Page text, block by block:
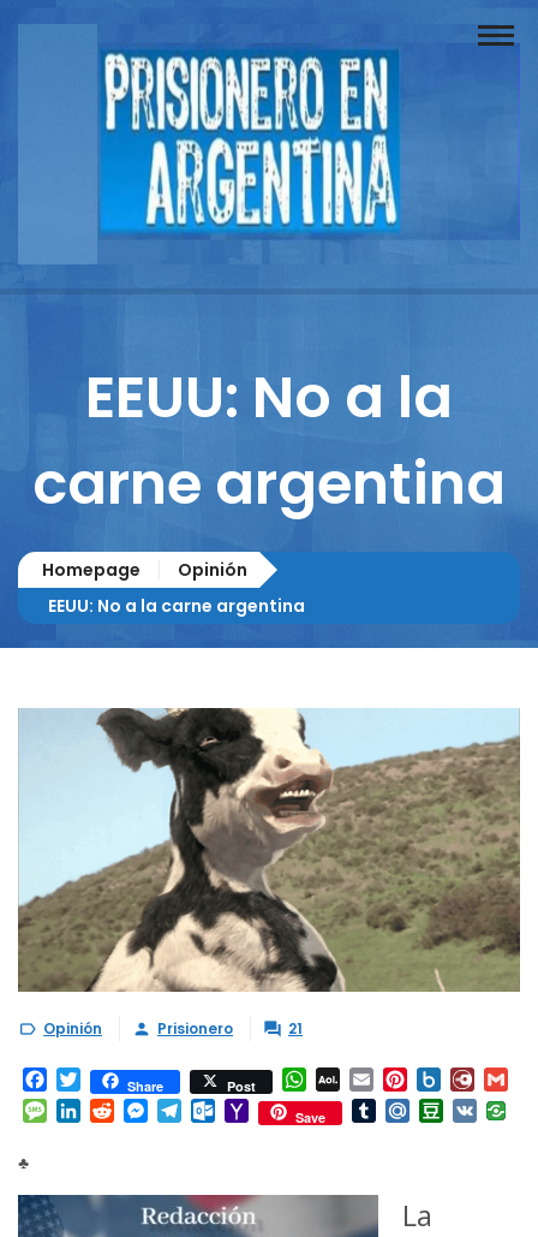
Buscador
Documentos
ReportajesEEUU: No a la
carne argentina
Homepage
Opinión
EEUU: No a la carne argentina
 Opinión  Prisionero  21
Facebook
TwitterShare Post WhatsApp
AOL
Mail
Email Pinterest
Box.net
Message
LinkedInRedditMessenger
TelegramOutlook.com
YahooSave TumblrMail.RuDouban
VK
♣
La